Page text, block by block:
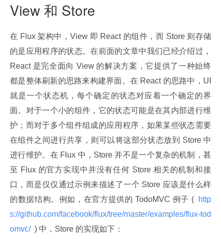
View 和 Store
在 Flux 架构中，View 即 React 的组件，而 Store 则存储
的是应用程序的状态。在前面的文章中我们已经介绍过，
React 是完全面向 View 的解决方案，它提供了一种始终
都是整体刷新的思路来构建界面。在 React 的思路中，UI
就是一个状态机，每个确定的状态对应着一个确定的界
面。对于一个小的组件，它的状态可能是在其内部进行维
护；而对于多个组件组成的应用程序，如果某些状态需要
在组件之间进行共享，则可以将这部分状态放到 Store 中
进行维护。在 Flux 中，Store 并不是一个复杂的机制，甚
至 Flux 的官方实现中并没有任何 Store 相关的机制和接
口，而是仅仅通过示例来描述了一个 Store 应该是什么样
的数据结构。例如，在官方提供的 TodoMVC 例子 (
http
s://github.com/facebook/flux/tree/master/examples/flux-tod
omvc/ ) 中，Store 的实现如下：